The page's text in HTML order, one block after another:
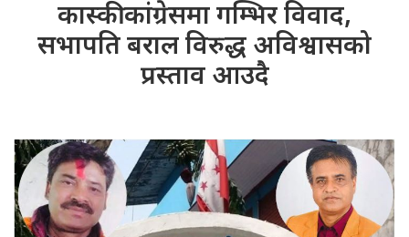
कास्की कांग्रेसमा गम्भिर विवाद,
सभापति बराल विरुद्ध अविश्वासको
प्रस्ताव आउदै